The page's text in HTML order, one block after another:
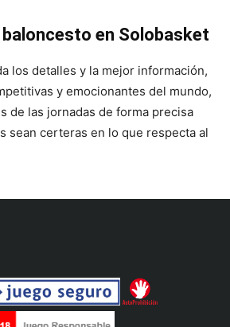
en Solobasket
los detalles y la mejor información,
y emocionantes del mundo,
de las jornadas de forma precisa
sean certeras en lo que respecta al